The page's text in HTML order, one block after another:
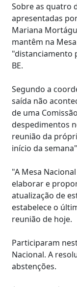
Sobre as quatro
apresentadas
Mariana
mantêm na
"distanciamento
BE.
Segundo a
saída não
de uma
despedimentos
reunião da
início da
"A Mesa
elaborar e
atualização de
estabelece o
reunião de hoje.
Participaram
Nacional. A
abstenções.